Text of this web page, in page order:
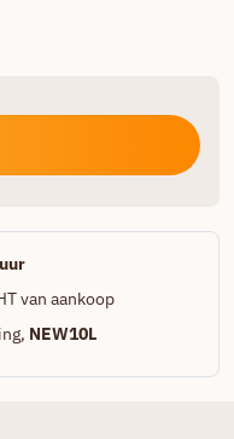
van aankoop
NEW10L